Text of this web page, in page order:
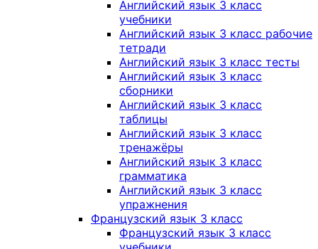
Английский язык 3 класс
учебники
Английский язык 3 класс рабочие
тетради
Английский язык 3 класс тесты
Английский язык 3 класс
сборники
Английский язык 3 класс
таблицы
Английский язык 3 класс
тренажёры
Английский язык 3 класс
грамматика
Английский язык 3 класс
упражнения
Французский язык 3 класс
Французский язык 3 класс